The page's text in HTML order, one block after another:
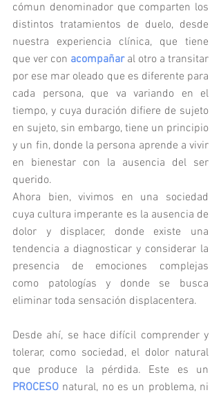
cómun denominador que comparten los
distintos tratamientos de duelo, desde
nuestra experiencia clínica, que tiene
que ver con acompañar al otro a transitar
por ese mar oleado que es diferente para
cada persona, que va variando en el
tiempo, y cuya duración difiere de sujeto
en sujeto, sin embargo, tiene un principio
y un fin, donde la persona aprende a vivir
en bienestar con la ausencia del ser
querido.
Ahora bien, vivimos en una sociedad
cuya cultura imperante es la ausencia de
dolor y displacer, donde existe una
tendencia a diagnosticar y considerar la
presencia de emociones complejas
como patologías y donde se busca
eliminar toda sensación displacentera.
Desde ahí, se hace difícil comprender y
tolerar, como sociedad, el dolor natural
PROCESO natural, no es un problema, ni